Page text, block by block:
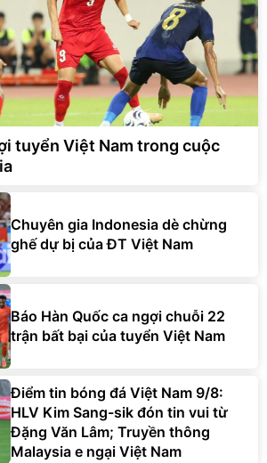
tuyển Việt Nam trong cuộc
Chuyên gia Indonesia dè chừng
ghế dự bị của ĐT Việt Nam
Báo Hàn Quốc ca ngợi chuỗi 22
trận bất bại của tuyển Việt Nam
Điểm tin bóng đá Việt Nam 9/8:
HLV Kim Sang-sik đón tin vui từ
Đặng Văn Lâm; Truyền thông
Malaysia e ngại Việt Nam